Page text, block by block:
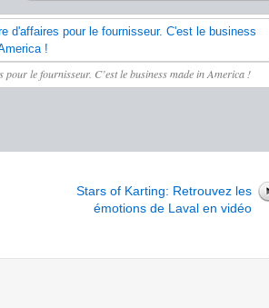
le fournisseur. C’est le business made in America !
Stars of Karting: Retrouvez les
émotions de Laval en vidéo